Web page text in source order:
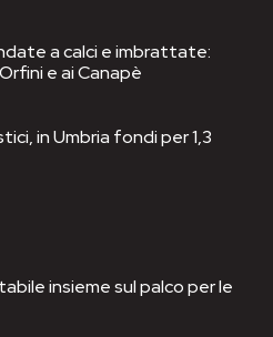
a calci e imbrattate:
e ai Canapè
in Umbria fondi per 1,3
insieme sul palco per le